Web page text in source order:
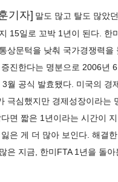
기자] 말도 많고 탈도 많았
15일로 꼬박 1년이 된다. 한
상문턱을 낮춰 국가경쟁력을
진한다는 명분으로 2006년
월 공식 발효됐다. 미국의 경
극심했지만 경제성장이라는
면 짧은 1년이라는 시간이
은 게 더 많아 보인다. 해결
은 지금, 한미FTA 1년을 돌아